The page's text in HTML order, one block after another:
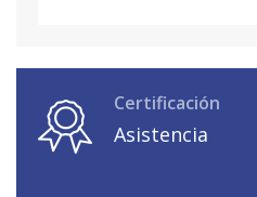
Certificación
Asistencia